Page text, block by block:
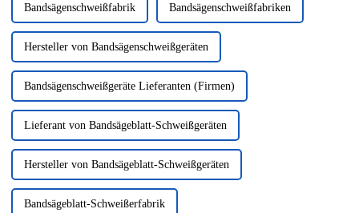
Bandsägenschweißfabrik Bandsägenschweißfabriken
Hersteller von Bandsägenschweißgeräten
Bandsägenschweißgeräte Lieferanten (Firmen)
Lieferant von Bandsägeblatt-Schweißgeräten
Hersteller von Bandsägeblatt-Schweißgeräten
Bandsägeblatt-Schweißerfabrik